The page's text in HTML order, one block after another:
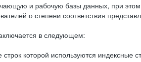
и рабочую базы данных, при
о степени соответствия
в следующем:
которой используются